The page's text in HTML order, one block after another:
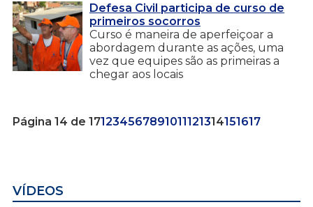
Defesa Civil participa de curso de
primeiros socorros
Curso é maneira de aperfeiçoar a
abordagem durante as ações, uma
vez que equipes são as primeiras a
chegar aos locais
Página 14 de 171234567891011121314151617
VÍDEOS